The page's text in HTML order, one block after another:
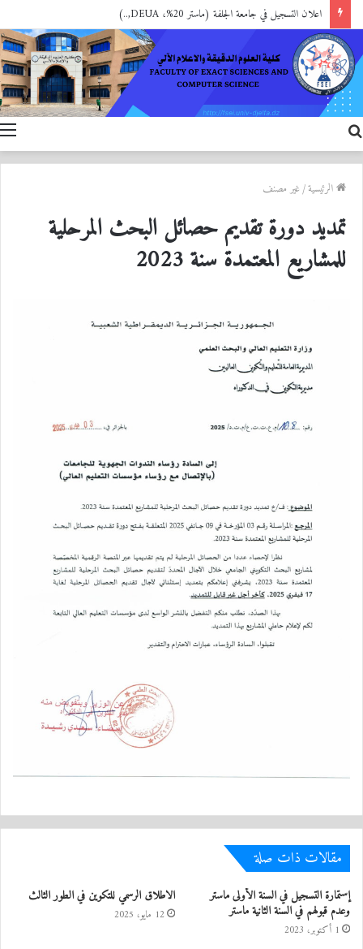
اعلان التسجيل في جامعة الجلفة (ماستر 20%، DEUA,..)
عن
الرئيسية/غير مصنف
تمديد دورة تقديم حصائل البحث المرحلية
للمشاريع المعتمدة سنة 2023
مقالات ذات صلة
إستمارة التسجيل في السنة الأولى ماستر
وعدم قبولهم في السنة الثانية ماستر
1 أكتوبر، 2023
الاطلاق الرسمي للتكوين في الطور الثالث
12 مايو، 2025